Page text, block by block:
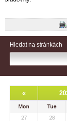
Hledat na stránkách
«
Mon Tue
27
28